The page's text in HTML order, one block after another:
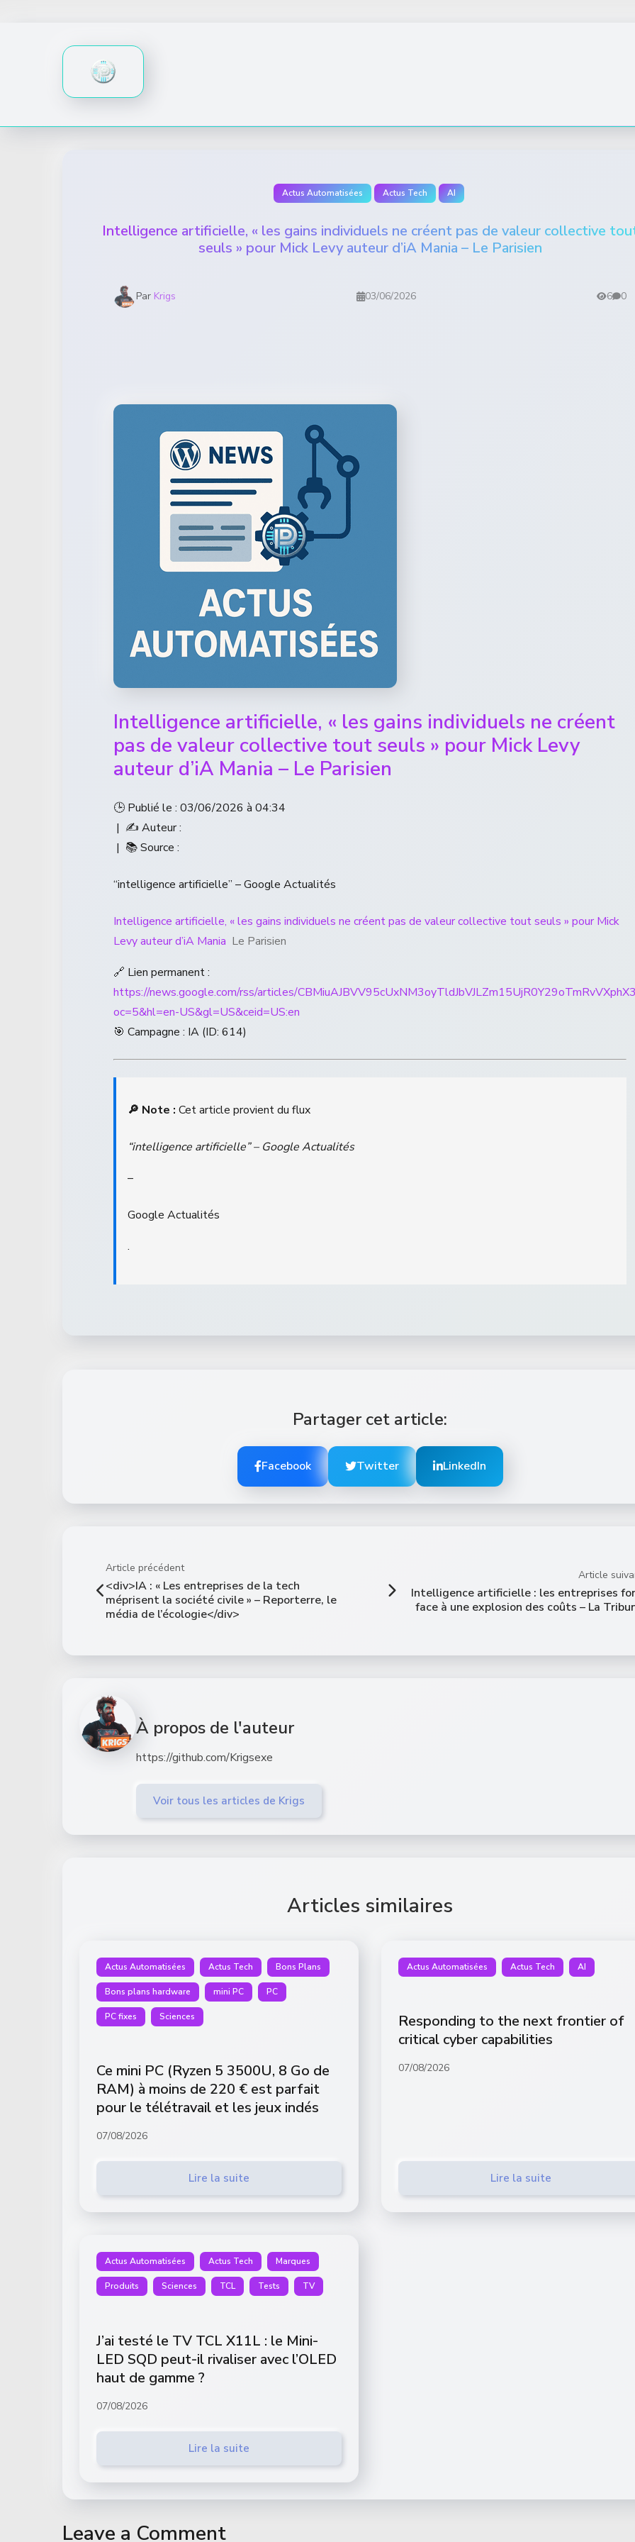
Actus Automatisées Actus Tech AI
Intelligence artificielle, « les gains individuels ne créent pas de valeur collective
seuls » pour Mick Levy auteur d’iA Mania – Le Parisien
Par Krigs 03/06/2026 6 0
Intelligence artificielle, « les gains individuels ne créent
pas de valeur collective tout seuls » pour Mick Levy
auteur d’iA Mania – Le Parisien
🕒 Publié le : 03/06/2026 à 04:34
| ✍️ Auteur :
| 📚 Source :
“intelligence artificielle” – Google Actualités
Intelligence artificielle, « les gains individuels ne créent pas de valeur collective tout seuls » pour Mick
Levy auteur d’iA Mania Le Parisien
🔗 Lien permanent :
https://news.google.com/rss/articles/
oc=5&hl=en-US&gl=US&ceid=US:en
🎯 Campagne : IA (ID: 614)
🔎 Note : Cet article provient du flux
“intelligence artificielle” – Google Actualités
–
Google Actualités
.
Partager cet article:
Facebook Twitter LinkedIn
Article précédent
<div>IA : « Les entreprises de la tech
méprisent la société civile » – Reporterre, le
média de l’écologie</div>
Article
Intelligence artificielle : les entreprises
face à une explosion des coûts – La
À propos de l'auteur
https://github.com/Krigsexe
Voir tous les articles de Krigs
Articles similaires
Actus Automatisées Actus Tech Bons Plans
Bons plans hardware mini PC PC
PC fixes Sciences
Ce mini PC (Ryzen 5 3500U, 8 Go de
RAM) à moins de 220 € est parfait
pour le télétravail et les jeux indés
07/08/2026
Lire la suite
Actus Automatisées Actus Tech AI
Responding to the next frontier of
critical cyber capabilities
07/08/2026
Lire la suite
Actus Automatisées Actus Tech Marques
Produits Sciences TCL Tests TV
J’ai testé le TV TCL X11L : le Mini-
LED SQD peut-il rivaliser avec l’OLED
haut de gamme ?
07/08/2026
Lire la suite
Leave a Comment